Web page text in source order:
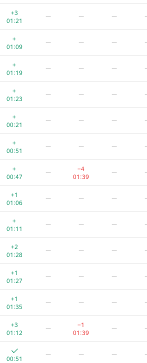
+3
01:21
— — —
+
01:09
— — —
+
01:19
— — —
+
01:23
— — —
+
00:21
— — —
+
00:51
— — —
+
00:47
—
−4
01:39
—
+1
01:06
— — —
+
01:11
— — —
+2
01:28
— — —
+1
01:27
— — —
+1
01:35
— — —
+3
01:12
—
−1
01:39
—
00:51
— — —